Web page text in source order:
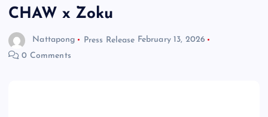
CHAW x Zoku
Nattapong Press Release February 13, 2026
0 Comments